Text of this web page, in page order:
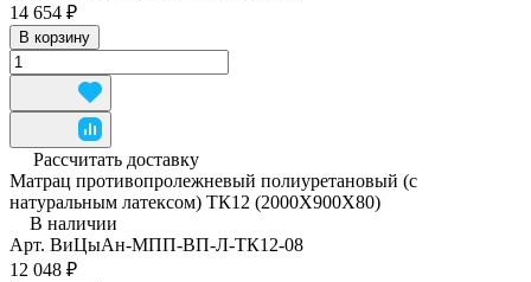
14 654 ₽
В корзину
Рассчитать доставку
Матрац противопролежневый полиуретановый (с
натуральным латексом) ТК12 (2000Х900Х80)
В наличии
Арт. ВиЦыАн-МПП-ВП-Л-ТК12-08
12 048 ₽